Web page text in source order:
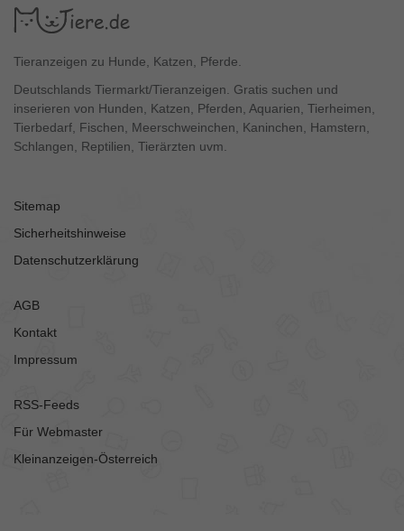
Tieranzeigen zu Hunde, Katzen, Pferde.
Deutschlands Tiermarkt/Tieranzeigen. Gratis suchen und
inserieren von Hunden, Katzen, Pferden, Aquarien, Tierheimen,
Tierbedarf, Fischen, Meerschweinchen, Kaninchen, Hamstern,
Schlangen, Reptilien, Tierärzten uvm.
Sitemap
Sicherheitshinweise
Datenschutzerklärung
AGB
Kontakt
Impressum
RSS-Feeds
Für Webmaster
Kleinanzeigen-Österreich